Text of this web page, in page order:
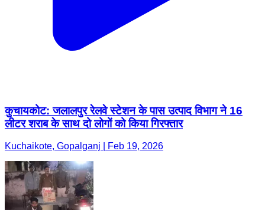
कुचायकोट: जलालपुर रेलवे स्टेशन के पास उत्पाद विभाग ने 16
लीटर शराब के साथ दो लोगों को किया गिरफ्तार
Kuchaikote, Gopalganj | Feb 19, 2026